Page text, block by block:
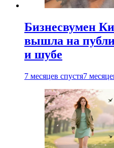
Бизнесвумен
вышла на
и шубе
7 месяцев спустя7